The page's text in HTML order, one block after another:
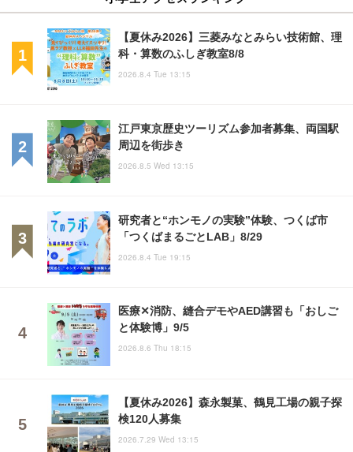
【夏休み2026】三菱みなとみらい技術館、理
科・算数のふしぎ教室8/8
2026.8.4 Tue 13:15
江戸東京歴史ツーリズム参加者募集、両国駅
周辺を街歩き
2026.8.5 Wed 13:15
研究者と“ホンモノの実験”体験、つくば市
「つくばまるごとLAB」8/29
2026.8.4 Tue 19:15
医療✕消防、縫合デモやAED講習も「おしご
と体験博」9/5
2026.8.6 Thu 18:15
【夏休み2026】森永製菓、鶴見工場の親子探
検120人募集
2026.7.29 Wed 13:15